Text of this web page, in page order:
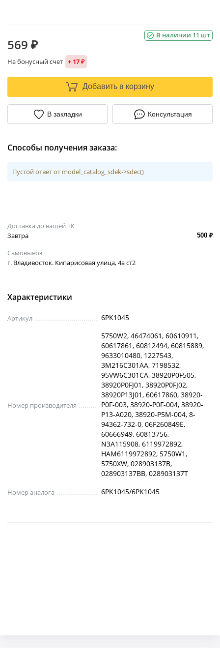
В наличии 11 шт
569 ₽
На бонусный счет + 17 ₽
Добавить в корзину
В закладки Консультация
Способы получения заказа:
Пустой ответ от model_catalog_sdek->sdec()
Доставка до вашей ТК
Завтра
500 ₽
Самовывоз
г. Владивосток. Кипарисовая улица, 4а ст2
Характеристики
Артикул 6PK1045
Номер производителя
5750W2, 46474061, 60610911,
60617861, 60812494, 60815889,
9633010480, 1227543,
3M216C301AA, 7198532,
95VW6C301CA, 38920P0F505,
38920P0FJ01, 38920P0FJ02,
38920P13J01, 60617860, 38920-
P0F-003, 38920-P0F-004, 38920-
P13-A020, 38920-P5M-004, 8-
94362-732-0, 06F260849E,
60666949, 60813756,
N3A115908, 6119972892,
HAM6119972892, 5750W1,
5750XW, 028903137B,
028903137BB, 028903137T
Номер аналога 6PK1045/6PK1045